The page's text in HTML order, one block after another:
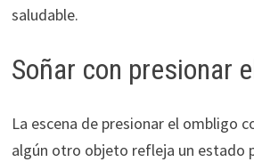
saludable.
Soñar con presionar
La escena de presionar el ombligo
algún otro objeto refleja un estado